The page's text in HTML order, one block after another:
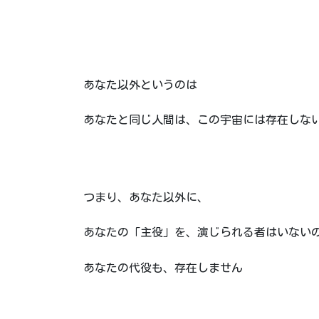
あなた以外というのは
あなたと同じ人間は、この宇宙には存在しな
つまり、あなた以外に、
あなたの「主役」を、演じられる者はいない
あなたの代役も、存在しません